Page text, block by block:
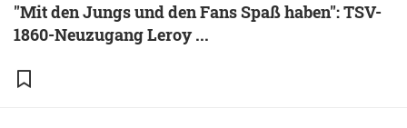
"Mit den Jungs und den Fans Spaß haben": TSV-
1860-Neuzugang Leroy ...